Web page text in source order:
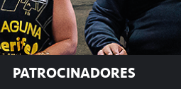
PATROCINADORES